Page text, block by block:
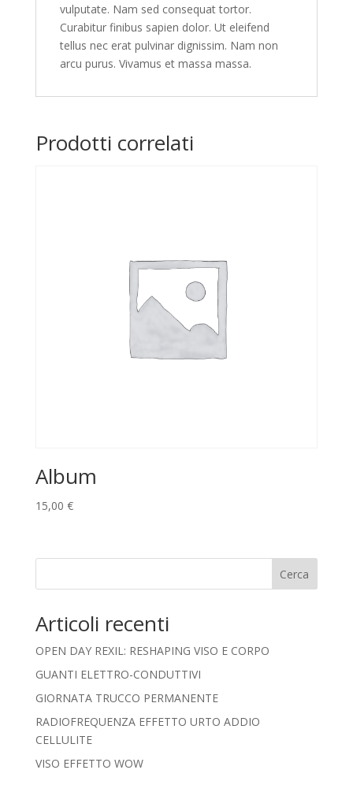
vulputate. Nam sed consequat tortor.
Curabitur finibus sapien dolor. Ut eleifend
tellus nec erat pulvinar dignissim. Nam non
arcu purus. Vivamus et massa massa.
Prodotti correlati
Album
15,00 €
Cerca
Articoli recenti
OPEN DAY REXIL: RESHAPING VISO E CORPO
GUANTI ELETTRO-CONDUTTIVI
GIORNATA TRUCCO PERMANENTE
RADIOFREQUENZA EFFETTO URTO ADDIO
CELLULITE
VISO EFFETTO WOW